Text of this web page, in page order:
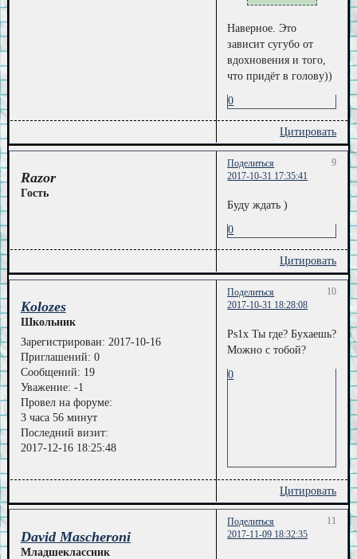
Наверное. Это
зависит сугубо от
вдохновения и того,
что придёт в голову))
0
Цитировать
Поделиться
9
2017-10-31 17:35:41
Razor
Гость
Буду ждать )
0
Цитировать
Поделиться
10
2017-10-31 18:28:08
Kolozes
Школьник
Зарегистрирован: 2017-10-16
Приглашений: 0
Сообщений: 19
Уважение: -1
Провел на форуме:
3 часа 56 минут
Последний визит:
2017-12-16 18:25:48
Ps1x Ты где? Бухаешь?
Можно с тобой?
0
Цитировать
Поделиться
11
2017-11-09 18:32:35
David Mascheroni
Младшеклассник